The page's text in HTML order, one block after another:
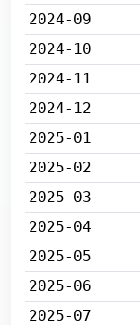
2024-09
2024-10
2024-11
2024-12
2025-01
2025-02
2025-03
2025-04
2025-05
2025-06
2025-07